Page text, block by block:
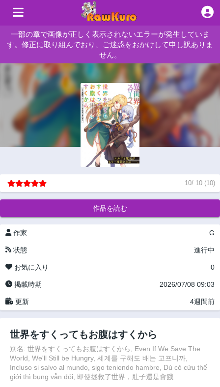
一部の章で画像が正しく表示されないエラーが発生していま
す。修正に取り組んでおり、ご迷惑をおかけして申し訳ありま
せん。
10/ 10 (10)
作品を読む
作家 G
状態 進行中
お気に入り 0
掲載時期 2026/07/08 09:03
更新 4週間前
世界をすくってもお腹はすくから
別名: 世界をすくってもお腹はすくから, Even If We Save The
World, We'll Still be Hungry, 세계를 구해도 배는 고프니까,
Incluso si salvo al mundo, sigo teniendo hambre, Dù có cứu thế
giới thì bụng vẫn đói, 即使拯救了世界，肚子還是會餓